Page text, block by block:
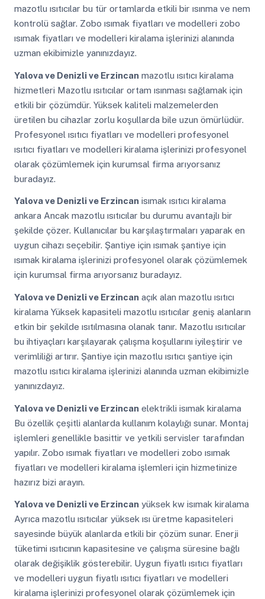
mazotlu ısıtıcılar bu tür ortamlarda etkili bir ısınma ve nem
kontrolü sağlar. Zobo ısımak fiyatları ve modelleri zobo
ısımak fiyatları ve modelleri kiralama işlerinizi alanında
uzman ekibimizle yanınızdayız.
Yalova ve Denizli ve Erzincanmazotlu ısıtıcı kiralama
hizmetleri Mazotlu ısıtıcılar ortam ısınması sağlamak için
etkili bir çözümdür. Yüksek kaliteli malzemelerden
üretilen bu cihazlar zorlu koşullarda bile uzun ömürlüdür.
Profesyonel ısıtıcı fiyatları ve modelleri profesyonel
ısıtıcı fiyatları ve modelleri kiralama işlerinizi profesyonel
olarak çözümlemek için kurumsal firma arıyorsanız
buradayız.
Yalova ve Denizli ve Erzincanisımak ısıtıcı kiralama
ankara Ancak mazotlu ısıtıcılar bu durumu avantajlı bir
şekilde çözer. Kullanıcılar bu karşılaştırmaları yaparak en
uygun cihazı seçebilir. Şantiye için ısımak şantiye için
ısımak kiralama işlerinizi profesyonel olarak çözümlemek
için kurumsal firma arıyorsanız buradayız.
Yalova ve Denizli ve Erzincanaçık alan mazotlu ısıtıcı
kiralama Yüksek kapasiteli mazotlu ısıtıcılar geniş alanların
etkin bir şekilde ısıtılmasına olanak tanır. Mazotlu ısıtıcılar
bu ihtiyaçları karşılayarak çalışma koşullarını iyileştirir ve
verimliliği artırır. Şantiye için mazotlu ısıtıcı şantiye için
mazotlu ısıtıcı kiralama işlerinizi alanında uzman ekibimizle
yanınızdayız.
Yalova ve Denizli ve Erzincanelektrikli isımak kiralama
Bu özellik çeşitli alanlarda kullanım kolaylığı sunar. Montaj
işlemleri genellikle basittir ve yetkili servisler tarafından
yapılır. Zobo ısımak fiyatları ve modelleri zobo ısımak
fiyatları ve modelleri kiralama işlemleri için hizmetinize
hazırız bizi arayın.
Yalova ve Denizli ve Erzincanyüksek kw isımak kiralama
Ayrıca mazotlu ısıtıcılar yüksek ısı üretme kapasiteleri
sayesinde büyük alanlarda etkili bir çözüm sunar. Enerji
tüketimi ısıtıcının kapasitesine ve çalışma süresine bağlı
olarak değişiklik gösterebilir. Uygun fiyatlı ısıtıcı fiyatları
ve modelleri uygun fiyatlı ısıtıcı fiyatları ve modelleri
kiralama işlerinizi profesyonel olarak çözümlemek için